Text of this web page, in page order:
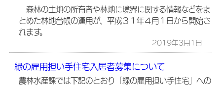
森林の土地の所有者や林地に境界に関する情報などをま
とめた林地台帳の運用が、平成３１年４月１日から開始さ
れます。
2019年3月1日
緑の雇用担い手住宅入居者募集について
農林水産課では下記のとおり「緑の雇用担い手住宅」への